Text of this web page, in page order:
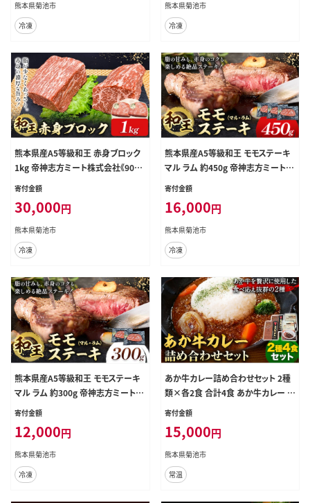
県産 A5 和王 希少部位 ステーキ セ
ット---0149-3007---
熊本県菊池市
冷凍
--
熊本県菊池市
冷凍
熊本県産A5等級和王 赤身ブロック
1kg 帝神志方ミート株式会社《90日
以内に出荷予定(土日祝除く)》熊本
県 菊池市 牛肉 肉 お肉 和牛 くまも
と黒毛和牛 熊本県産 A5 和王 赤身
赤身肉 ブロック肉 ---0149-3018---
寄付金額
30,000円
熊本県菊池市
冷凍
熊本県産A5等級和王 モモステーキ
マル ラム 約450g 帝神志方ミート株
式会社《90日以内に出荷予定(土日
祝除く)》熊本県 菊池市 牛肉 肉 お肉
和牛 くまもと黒毛和牛 熊本県産 A5
和王 ももステーキ モモ肉 もも肉 ス
テーキ ---0149-3016---
寄付金額
16,000円
熊本県菊池市
冷凍
熊本県産A5等級和王 モモステーキ
マル ラム 約300g 帝神志方ミート株
式会社《90日以内に出荷予定(土日
和牛 くまもと黒毛和牛 熊本県産 A5
和王 ももステーキ モモ肉 もも肉 ス
テーキ ---0149-3015---
寄付金額
12,000円
熊本県菊池市
冷凍
あか牛カレー詰め合わせセット 2種
類×各2食 合計4食 あか牛カレー あ
か牛100％挽肉カレー ビーフカレー
ット 牛肉 熊本県 送料無料《30日以
内に出荷予定(土日祝除く)》---071-1
430---
寄付金額
15,000円
熊本県菊池市
常温